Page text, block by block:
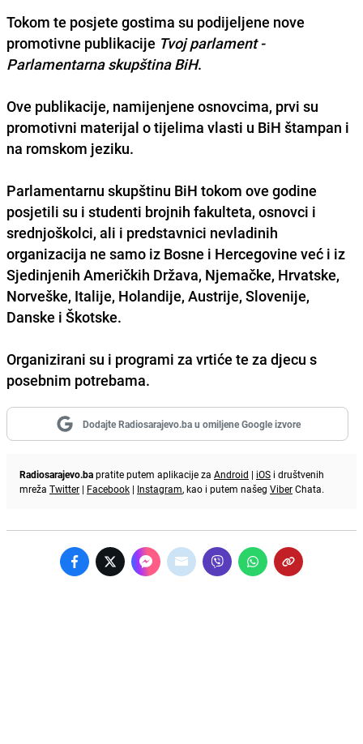
Tokom te posjete gostima su podijeljene nove
promotivne publikacije Tvoj parlament -
Parlamentarna skupština BiH.
Ove publikacije, namijenjene osnovcima, prvi su
promotivni materijal o tijelima vlasti u BiH štampan i
na romskom jeziku.
Parlamentarnu skupštinu BiH tokom ove godine
posjetili su i studenti brojnih fakulteta, osnovci i
srednjoškolci, ali i predstavnici nevladinih
organizacija ne samo iz Bosne i Hercegovine već i iz
Sjedinjenih Američkih Država, Njemačke, Hrvatske,
Norveške, Italije, Holandije, Austrije, Slovenije,
Danske i Škotske.
Organizirani su i programi za vrtiće te za djecu s
posebnim potrebama.
Dodajte Radiosarajevo.ba u omiljene Google izvore
Radiosarajevo.bapratite putem aplikacije za Android | iOS i društvenih
mreža Twitter | Facebook | Instagram, kao i putem našeg ViberChata.